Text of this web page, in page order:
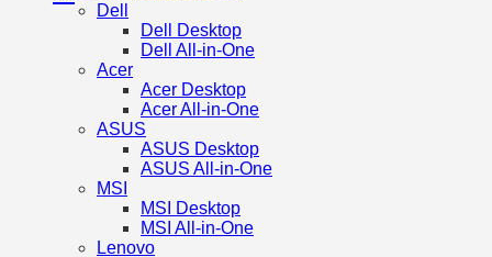
Dell
Dell Desktop
Dell All-in-One
Acer
Acer Desktop
Acer All-in-One
ASUS
ASUS Desktop
ASUS All-in-One
MSI
MSI Desktop
MSI All-in-One
Lenovo